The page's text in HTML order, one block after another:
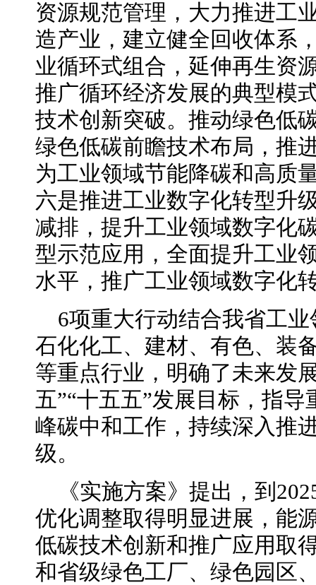
资源规范管理，大力推进工
造产业，建立健全回收体系
业循环式组合，延伸再生资
推广循环经济发展的典型模
技术创新突破。推动绿色低
绿色低碳前瞻技术布局，推
为工业领域节能降碳和高质
六是推进工业数字化转型升
减排，提升工业领域数字化
型示范应用，全面提升工业
水平，推广工业领域数字化
6项重大行动结合我省工
石化化工、建材、有色、装
等重点行业，明确了未来发
五”“十五五”发展目标，指
峰碳中和工作，持续深入推
级。
《实施方案》提出，到
优化调整取得明显进展，能
低碳技术创新和推广应用取
和省级绿色工厂、绿色园区